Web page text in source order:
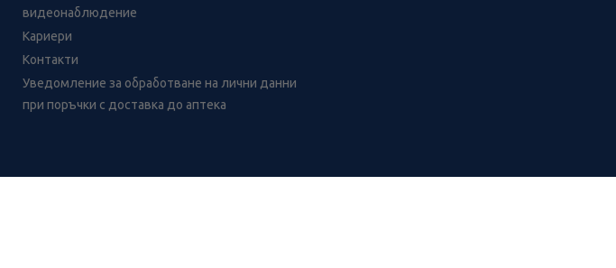
видеонаблюдение
Кариери
Контакти
Уведомление за обработване на лични данни
при поръчки с доставка до аптека
Лесно ли се ориентираш в